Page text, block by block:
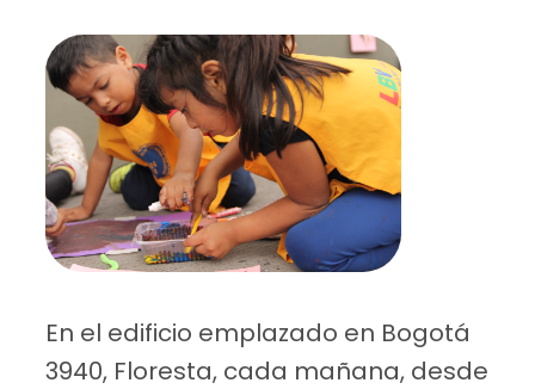
En el edificio emplazado en Bogotá
3940, Floresta, cada mañana, desde